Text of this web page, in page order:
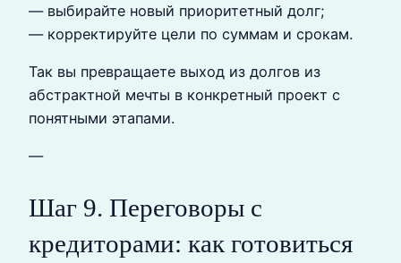
— выбирайте новый приоритетный долг;
— корректируйте цели по суммам и срокам.
Так вы превращаете выход из долгов из
абстрактной мечты в конкретный проект с
понятными этапами.
—
Шаг 9. Переговоры с
кредиторами: как готовиться